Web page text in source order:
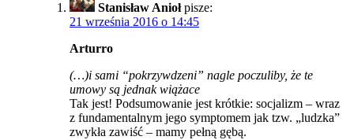
Stanisław Anioł pisze:
21 września 2016 o 14:45
Arturro
(…)i sami “pokrzywdzeni” nagle poczuliby, że te
umowy są jednak wiążace
Tak jest! Podsumowanie jest krótkie: socjalizm – wraz
z fundamentalnym jego symptomem jak tzw. „ludzka”
zwykła zawiść – mamy pełną gębą.